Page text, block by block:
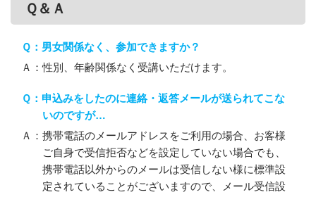
Ｑ＆Ａ
Ｑ：男女関係なく、参加できますか？
Ａ：性別、年齢関係なく受講いただけます。
Ｑ：申込みをしたのに連絡・返答メールが送られてこな
いのですが…
Ａ：携帯電話のメールアドレスをご利用の場合、お客様
ご自身で受信拒否などを設定していない場合でも、
携帯電話以外からのメールは受信しない様に標準設
定されていることがございますので、メール受信設